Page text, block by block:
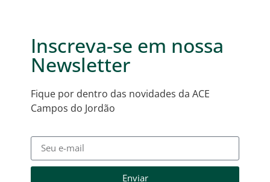
Inscreva-se em nossa
Newsletter
Fique por dentro das novidades da ACE
Campos do Jordão
Enviar